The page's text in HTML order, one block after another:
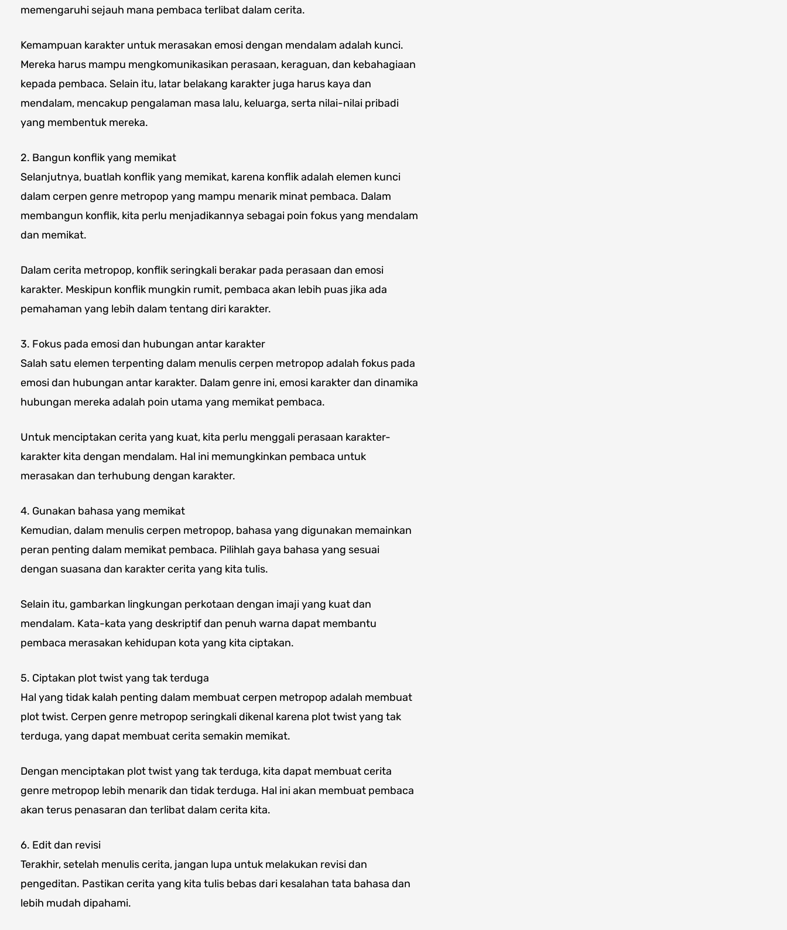
memengaruhi sejauh mana pembaca terlibat dalam cerita.
Kemampuan karakter untuk merasakan emosi dengan mendalam adalah kunci.
Mereka harus mampu mengkomunikasikan perasaan, keraguan, dan kebahagiaan
kepada pembaca. Selain itu, latar belakang karakter juga harus kaya dan
mendalam, mencakup pengalaman masa lalu, keluarga, serta nilai-nilai pribadi
yang membentuk mereka.
2. Bangun konflik yang memikat
Selanjutnya, buatlah konflik yang memikat, karena konflik adalah elemen kunci
dalam cerpen genre metropop yang mampu menarik minat pembaca. Dalam
membangun konflik, kita perlu menjadikannya sebagai poin fokus yang mendalam
dan memikat.
Dalam cerita metropop, konflik seringkali berakar pada perasaan dan emosi
karakter. Meskipun konflik mungkin rumit, pembaca akan lebih puas jika ada
pemahaman yang lebih dalam tentang diri karakter.
3. Fokus pada emosi dan hubungan antar karakter
Salah satu elemen terpenting dalam menulis cerpen metropop adalah fokus pada
emosi dan hubungan antar karakter. Dalam genre ini, emosi karakter dan dinamika
hubungan mereka adalah poin utama yang memikat pembaca.
Untuk menciptakan cerita yang kuat, kita perlu menggali perasaan karakter-
karakter kita dengan mendalam. Hal ini memungkinkan pembaca untuk
merasakan dan terhubung dengan karakter.
4. Gunakan bahasa yang memikat
Kemudian, dalam menulis cerpen metropop, bahasa yang digunakan memainkan
peran penting dalam memikat pembaca. Pilihlah gaya bahasa yang sesuai
dengan suasana dan karakter cerita yang kita tulis.
Selain itu, gambarkan lingkungan perkotaan dengan imaji yang kuat dan
mendalam. Kata-kata yang deskriptif dan penuh warna dapat membantu
pembaca merasakan kehidupan kota yang kita ciptakan.
5. Ciptakan plot twist yang tak terduga
Hal yang tidak kalah penting dalam membuat cerpen metropop adalah membuat
plot twist. Cerpen genre metropop seringkali dikenal karena plot twist yang tak
terduga, yang dapat membuat cerita semakin memikat.
Dengan menciptakan plot twist yang tak terduga, kita dapat membuat cerita
genre metropop lebih menarik dan tidak terduga. Hal ini akan membuat pembaca
akan terus penasaran dan terlibat dalam cerita kita.
6. Edit dan revisi
Terakhir, setelah menulis cerita, jangan lupa untuk melakukan revisi dan
pengeditan. Pastikan cerita yang kita tulis bebas dari kesalahan tata bahasa dan
lebih mudah dipahami.